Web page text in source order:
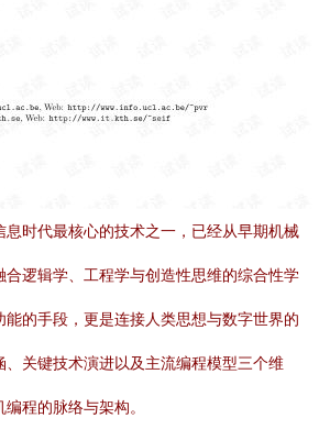
息时代最核心的技术之一，已经从早期机械
逻辑学、工程学与创造性思维的综合性学
的手段，更是连接人类思想与数字世界的
关键技术演进以及主流编程模型三个维
程的脉络与架构。